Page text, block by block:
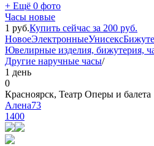
+ Ещё 0 фото
Часы новые
1 руб.Купить сейчас за 200 руб.
НовоеЭлектронныеУнисекс
Ювелирные изделия, бижутерия,
Другие наручные часы/
1 день
0
Красноярск, Театр Оперы и балета
Алена73
1400